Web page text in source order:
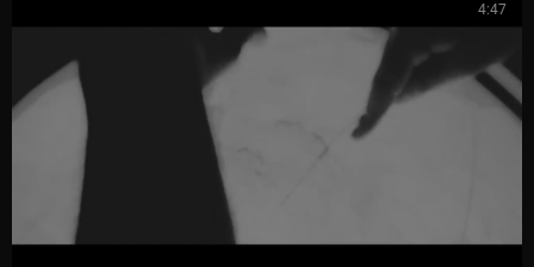
4:47